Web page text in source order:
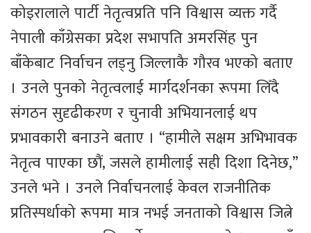
कोइरालाले पार्टी नेतृत्वप्रति पनि विश्वास व्यक्त गर्दै
नेपाली काँग्रेसका प्रदेश सभापति अमरसिंह पुन
बाँकेबाट निर्वाचन लड्नु जिल्लाकै गौरव भएको बताए
। उनले पुनको नेतृत्वलाई मार्गदर्शनका रूपमा लिँदै
संगठन सुदृढीकरण र चुनावी अभियानलाई थप
प्रभावकारी बनाउने बताए । “हामीले सक्षम अभिभावक
नेतृत्व पाएका छौं, जसले हामीलाई सही दिशा दिनेछ,”
उनले भने । उनले निर्वाचनलाई केवल राजनीतिक
प्रतिस्पर्धाको रूपमा मात्र नभई जनताको विश्वास जित्ने